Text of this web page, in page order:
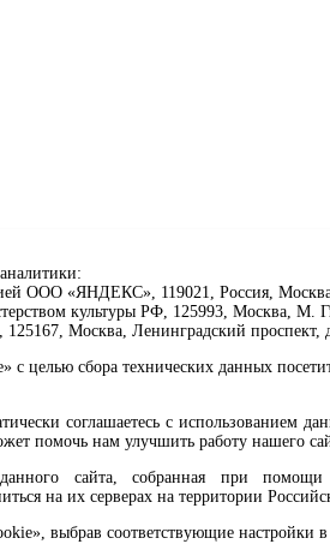
клавиши Ctrl+Enter или ссылку
ООО «ЯНДЕКС», 119021, Россия,
культуры РФ, 125993, Москва, М.
Москва, Ленинградский проспект,
целью сбора технических данных
соглашаетесь с
помочь нам улучшить работу нашего
сайта, собранная при помощи
на их серверах на территории
выбрав соответствующие настройки в